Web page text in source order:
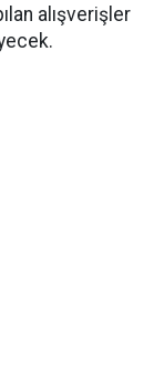
alışverişler